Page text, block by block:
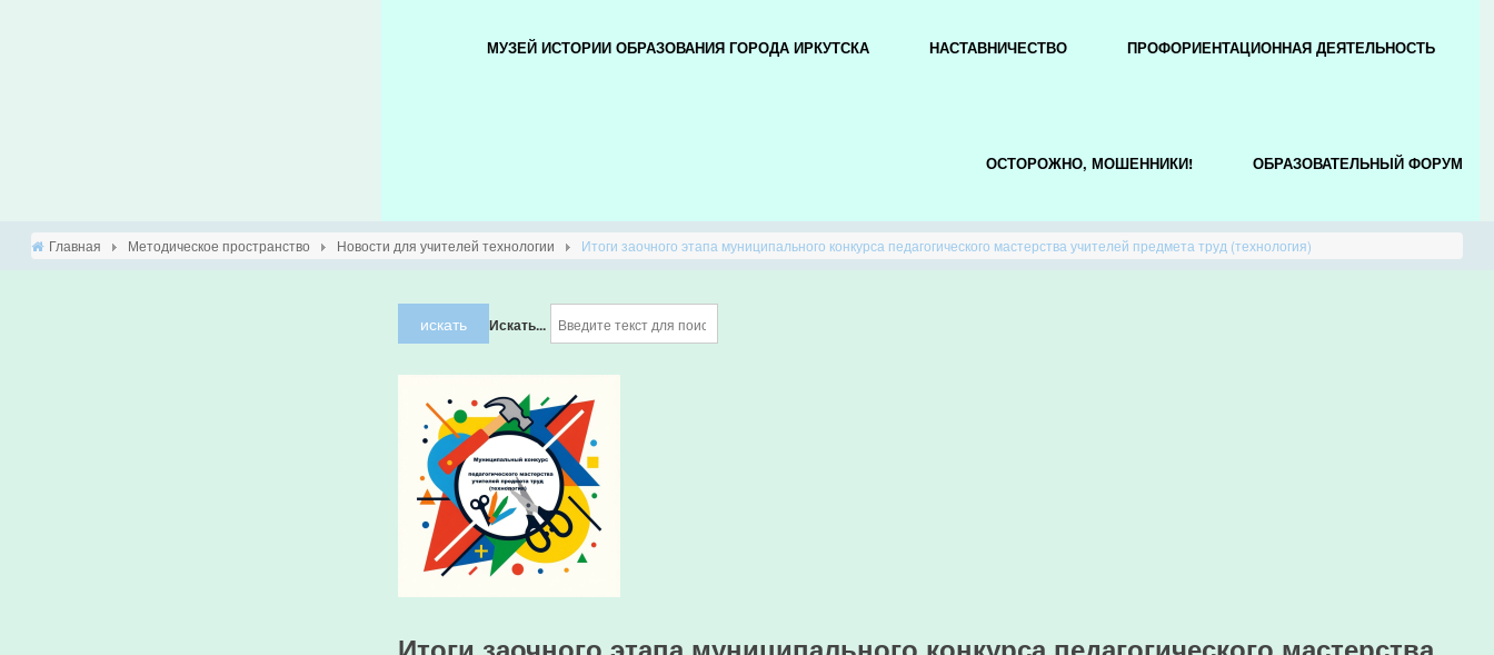
МУЗЕЙ ИСТОРИИ ОБРАЗОВАНИЯ ГОРОДА ИРКУТСКА НАСТАВНИЧЕСТВО ПРОФОРИЕНТАЦИОННАЯ ДЕЯТЕЛЬНОСТЬ
ОСТОРОЖНО, МОШЕННИКИ! ОБРАЗОВАТЕЛЬНЫЙ ФОРУМ
Главная Методическое пространство Новости для учителей технологии Итоги заочного этапа муниципального конкурса педагогического мастерства учителей предмета труд (технология)
искать Искать...